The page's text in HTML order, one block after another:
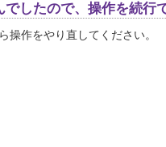
したので、操作を続行
操作をやり直してください。